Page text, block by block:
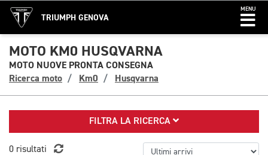
TRIUMPH GENOVA
MENU
MOTO KM0 HUSQVARNA
MOTO NUOVE PRONTA CONSEGNA
Ricerca moto
Km0 Husqvarna
FILTRA LA RICERCA
0 risultati